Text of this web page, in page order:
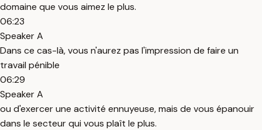
domaine que vous aimez le plus.
06:23
Speaker A
Dans ce cas-là, vous n'aurez pas l'impression de faire un
travail pénible
06:29
Speaker A
ou d'exercer une activité ennuyeuse, mais de vous épanouir
dans le secteur qui vous plaît le plus.